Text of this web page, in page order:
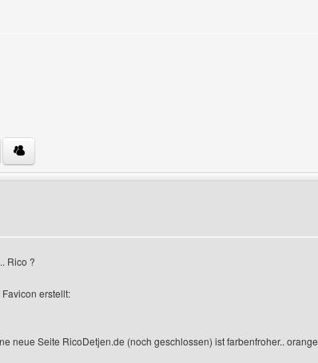
besuchen: more-fun-at
Rico ?
erstellt:
neue Seite RicoDetjen.de (noch geschlossen) ist farbenfroher..